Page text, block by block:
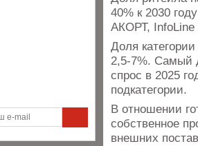
40% к 2030
АКОРТ, InfoLine
Доля
2,5-7%. Самый
спрос в 2025
подкатегории.
В отношении
собственное
внешних